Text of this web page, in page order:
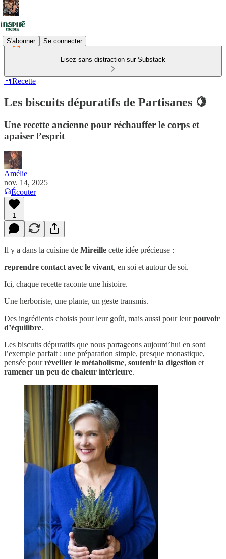
S'abonner Se connecter
Lisez sans distraction sur Substack
🍴Recette
Les biscuits dépuratifs de Partisanes 🍋
Une recette ancienne pour réchauffer le corps et
apaiser l’esprit
Amélie
nov. 14, 2025
Écouter
1
Il y a dans la cuisine de Mireille cette idée précieuse :
reprendre contact avec le vivant, en soi et autour de soi.
Ici, chaque recette raconte une histoire.
Une herboriste, une plante, un geste transmis.
Des ingrédients choisis pour leur goût, mais aussi pour leurpouvoir
d’équilibre.
Les biscuits dépuratifs que nous partageons aujourd’hui en sont
l’exemple parfait : une préparation simple, presque monastique,
pensée pourréveiller le métabolisme, soutenir la digestion et
ramener un peu de chaleur intérieure.